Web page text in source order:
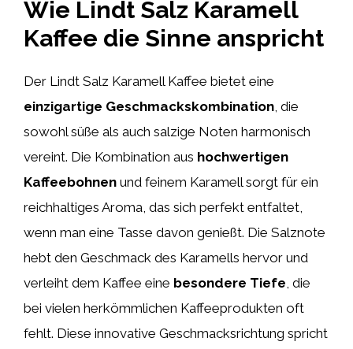
Wie Lindt Salz Karamell
Kaffee die Sinne anspricht
Der Lindt Salz Karamell Kaffee bietet eine
einzigartige Geschmackskombination , die
sowohl süße als auch salzige Noten harmonisch
vereint. Die Kombination aus hochwertigen
Kaffeebohnen und feinem Karamell sorgt für ein
reichhaltiges Aroma, das sich perfekt entfaltet,
wenn man eine Tasse davon genießt. Die Salznote
hebt den Geschmack des Karamells hervor und
verleiht dem Kaffee eine besondere Tiefe , die
bei vielen herkömmlichen Kaffeeprodukten oft
fehlt. Diese innovative Geschmacksrichtung spricht